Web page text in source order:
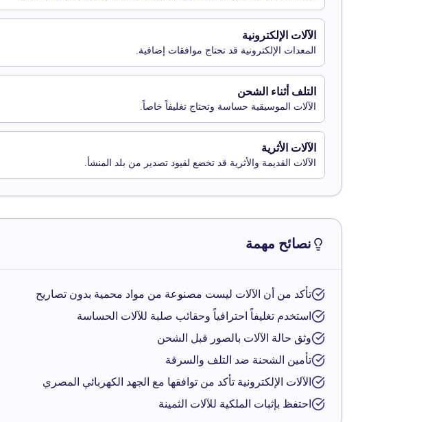
الآلات الإلكترونية
المعدات الإلكترونية قد تحتاج موافقات إضافية.
التلف أثناء الشحن
الآلات الموسيقية حساسة وتحتاج تغليفاً خاصاً.
الآلات الأثرية
الآلات القديمة والأثرية قد تخضع لقيود تصدير من بلد المنشأ.
نصائح مهمة
تأكد من أن الآلات ليست مصنوعة من مواد محمية بدون تصاريح
استخدم تغليفاً احترافياً وحقائب صلبة للآلات الحساسة
وثق حالة الآلات بالصور قبل الشحن
تأمين الشحنة ضد التلف والسرقة
الآلات الإلكترونية تأكد من توافقها مع الجهد الكهربائي المصري
احتفظ بإثبات الملكية للآلات الثمينة